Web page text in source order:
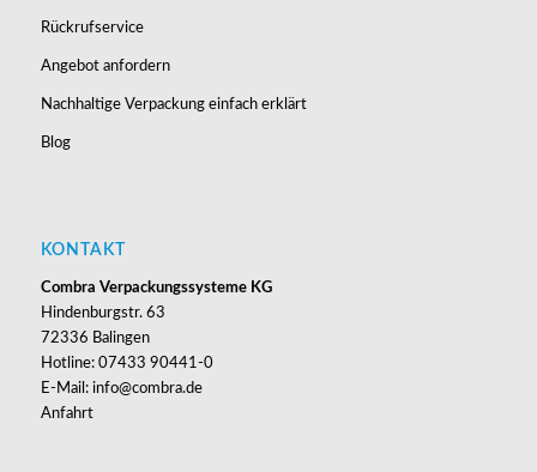
Rückrufservice
Angebot anfordern
Nachhaltige Verpackung einfach erklärt
Blog
KONTAKT
Combra Verpackungssysteme KG
Hindenburgstr. 63
72336 Balingen
Hotline: 07433 90441-0
E-Mail: info@combra.de
Anfahrt